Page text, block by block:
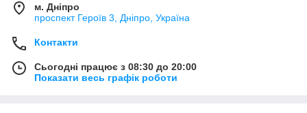
м. Дніпро
проспект Героїв 3, Дніпро, Україна
Контакти
Сьогодні працює з 08:30 до 20:00
Показати весь графік роботи